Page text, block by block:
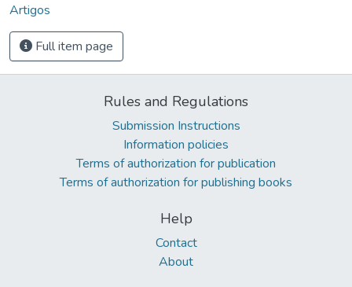
Artigos
Full item page
Rules and Regulations
Submission Instructions
Information policies
Terms of authorization for publication
Terms of authorization for publishing books
Help
Contact
About